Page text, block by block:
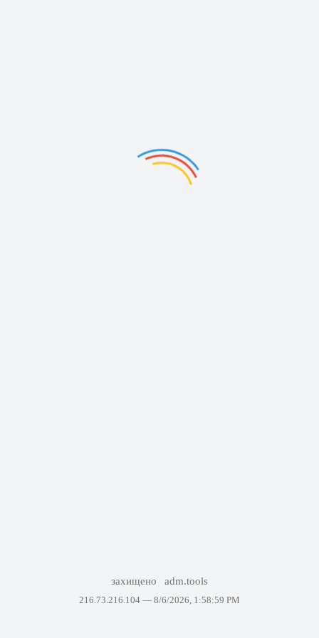
захищено adm.tools
216.73.216.104 — 8/6/2026, 1:58:59 PM